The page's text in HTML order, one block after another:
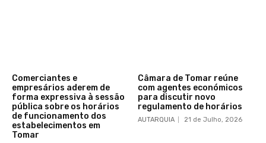
Comerciantes e
empresários aderem de
forma expressiva à sessão
pública sobre os horários
de funcionamento dos
estabelecimentos em
Tomar
Câmara de Tomar reúne
com agentes económicos
para discutir novo
regulamento de horários
AUTARQUIA 21 de Julho, 2026